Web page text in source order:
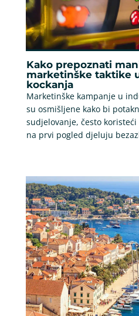
Kako prepoznati
marketinške taktike
kockanja
Marketinške kampanje u
su osmišljene kako bi
sudjelovanje, često
na prvi pogled djeluju